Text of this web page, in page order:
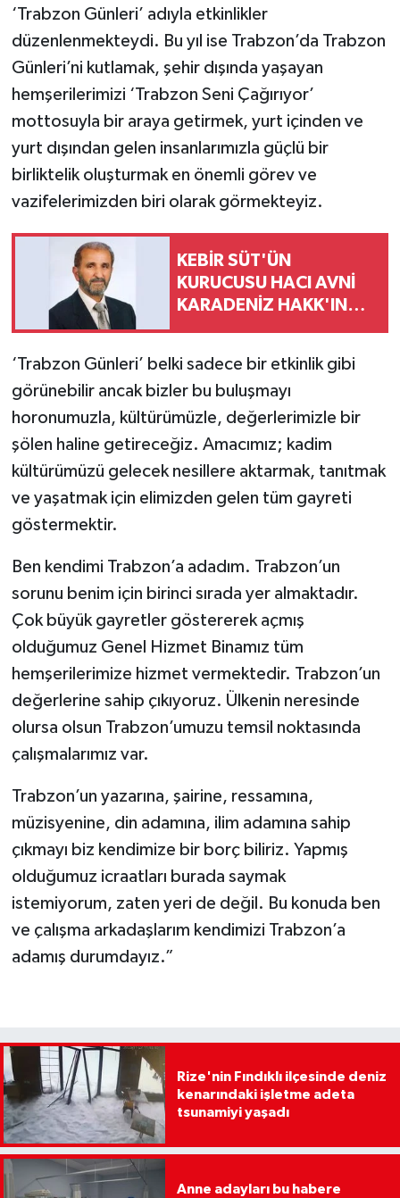
‘Trabzon Günleri’ adıyla etkinlikler
düzenlenmekteydi. Bu yıl ise Trabzon’da Trabzon
Günleri’ni kutlamak, şehir dışında yaşayan
hemşerilerimizi ‘Trabzon Seni Çağırıyor’
mottosuyla bir araya getirmek, yurt içinden ve
yurt dışından gelen insanlarımızla güçlü bir
birliktelik oluşturmak en önemli görev ve
vazifelerimizden biri olarak görmekteyiz.
KEBİR SÜT'ÜN
KURUCUSU HACI AVNİ
KARADENİZ HAKK'IN
‘Trabzon Günleri’ belki sadece bir etkinlik gibi
görünebilir ancak bizler bu buluşmayı
horonumuzla, kültürümüzle, değerlerimizle bir
şölen haline getireceğiz. Amacımız; kadim
kültürümüzü gelecek nesillere aktarmak, tanıtmak
ve yaşatmak için elimizden gelen tüm gayreti
göstermektir.
Ben kendimi Trabzon’a adadım. Trabzon’un
sorunu benim için birinci sırada yer almaktadır.
Çok büyük gayretler göstererek açmış
olduğumuz Genel Hizmet Binamız tüm
hemşerilerimize hizmet vermektedir. Trabzon’un
değerlerine sahip çıkıyoruz. Ülkenin neresinde
olursa olsun Trabzon’umuzu temsil noktasında
çalışmalarımız var.
Trabzon’un yazarına, şairine, ressamına,
müzisyenine, din adamına, ilim adamına sahip
çıkmayı biz kendimize bir borç biliriz. Yapmış
olduğumuz icraatları burada saymak
istemiyorum, zaten yeri de değil. Bu konuda ben
ve çalışma arkadaşlarım kendimizi Trabzon’a
adamış durumdayız.”
Rize'nin Fındıklı ilçesinde deniz
kenarındaki işletme adeta
tsunamiyi yaşadı
Anne adayları bu habere